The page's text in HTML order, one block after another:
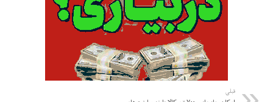
قبلی